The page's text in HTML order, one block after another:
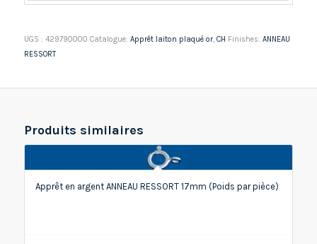
UGS : 429790000 Catalogue: Apprêt laiton plaqué or, CH Finishes: ANNEAU
RESSORT
Produits similaires
Apprêt en argent ANNEAU RESSORT 17mm (Poids par pièce)